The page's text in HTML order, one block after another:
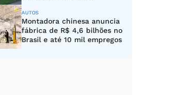
AUTOS
Montadora chinesa anuncia
fábrica de R$ 4,6 bilhões no
Brasil e até 10 mil empregos